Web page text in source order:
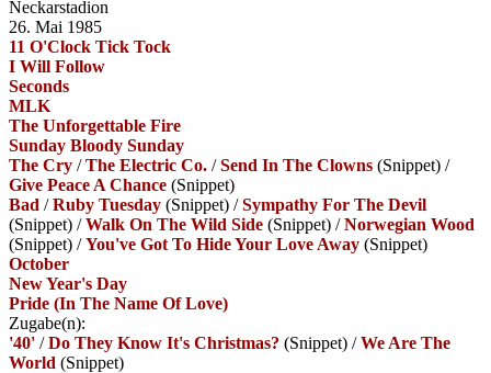
Neckarstadion
26. Mai 1985
11 O'Clock Tick Tock
I Will Follow
Seconds
MLK
The Unforgettable Fire
Sunday Bloody Sunday
The Cry /The Electric Co. /Send In The Clowns (Snippet) /
Give Peace A Chance (Snippet)
Bad /Ruby Tuesday (Snippet) /Sympathy For The Devil
(Snippet) /Walk On The Wild Side (Snippet) /Norwegian Wood
(Snippet) /You've Got To Hide Your Love Away (Snippet)
October
New Year's Day
Pride (In The Name Of Love)
Zugabe(n):
'40' /Do They Know It's Christmas? (Snippet) /We Are The
World (Snippet)